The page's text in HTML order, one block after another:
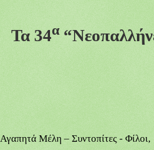
Τα 34α
Αγαπητά Μέλη – Συντοπίτες - Φίλοι,